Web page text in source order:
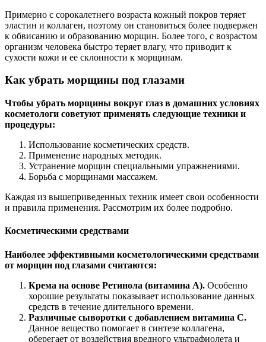
Примерно с сорокалетнего возраста кожный покров теряет
эластин и коллаген, поэтому он становиться более подвержен
к обвисанию и образованию морщин. Более того, с возрастом
организм человека быстро теряет влагу, что приводит к
сухости кожи и ее склонности к морщинам.
Как убрать морщины под глазами
Чтобы убрать морщины вокруг глаз в домашних условиях
косметологи советуют применять следующие техники и
процедуры:
Использование косметических средств.
Применение народных методик.
Устранение морщин специальными упражнениями.
Борьба с морщинами массажем.
Каждая из вышеприведенных техник имеет свои особенности
и правила применения. Рассмотрим их более подробно.
Косметическими средствами
Наиболее эффективными косметологическими средствами
от морщин под глазами считаются:
Крема на основе Ретинола (витамина А). Особенно
хорошие результаты показывает использование данных
средств в течение длительного времени.
Различные сыворотки с добавлением витамина С.
Данное вещество помогает в синтезе коллагена,
оберегает от воздействия вредного ультрафиолета и